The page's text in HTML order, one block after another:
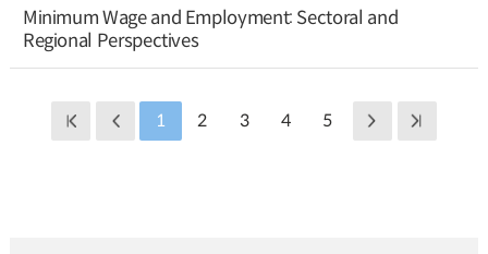
Minimum Wage and Employment: Sectoral and
Regional Perspectives
1 2 3 4 5